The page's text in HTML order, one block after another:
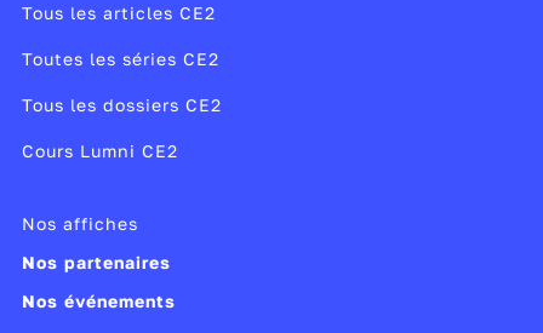
Tous les articles CE2
Toutes les séries CE2
Tous les dossiers CE2
Cours Lumni CE2
Nos affiches
Nos partenaires
Nos événements